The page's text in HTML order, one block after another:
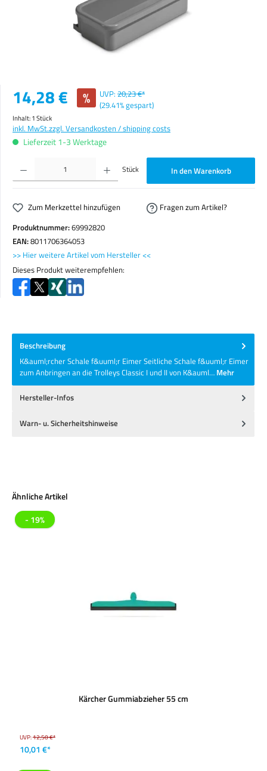
Verkaufspreis:
14,28 € % UVP: 20,23 €*
(29.41% gespart)
Inhalt:1 Stück
inkl. MwSt.zzgl. Versandkosten / shipping costs
Lieferzeit 1-3 Werktage
Produkt Anzahl: Gib den gewünschten Wert ein oder benutze die Schaltflächen um die Anzahl zu
Stück In den Warenkorb
Zum Merkzettel hinzufügen
Fragen zum Artikel?
Produktnummer:69992820
EAN:8011706364053
>> Hier weitere Artikel vom Hersteller <<
Dieses Produkt weiterempfehlen:
Beschreibung
K&auml;rcher Schale f&uuml;r Eimer Seitliche Schale f&uuml;r Eimer
zum Anbringen an die Trolleys Classic I und II von K&auml… Mehr
Hersteller-Infos
Warn- u. Sicherheitshinweise
Produktgalerie überspringen
Ähnliche Artikel
- 19%
Kärcher Gummiabzieher 55 cm
UVP:12,50 €*
10,01 €*